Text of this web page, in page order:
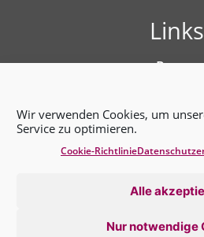
Wir verwenden Cookies, um
Service zu optimieren.
Alle
Nur notwendige
Cookie-Richtlinie
Links
Presse
Erklärung zur